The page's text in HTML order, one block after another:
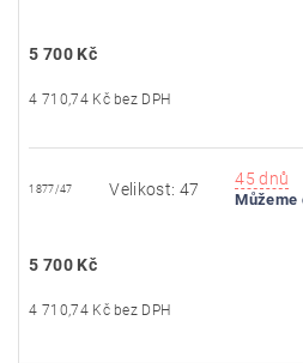
5 700 Kč
4 710,74 Kč bez DPH
1877/47 Velikost: 47
45 dnů
Můžeme
5 700 Kč
4 710,74 Kč bez DPH